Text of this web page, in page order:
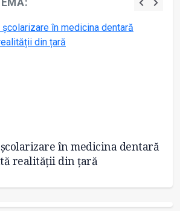
școlarizare în medicina dentară
realității din țară